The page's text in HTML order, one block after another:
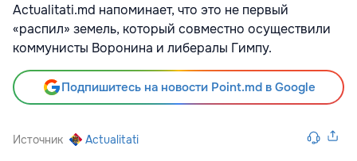
Actualitati.md напоминает, что это не первый
«распил» земель, который совместно осуществили
коммунисты Воронина и либералы Гимпу.
Подпишитесь на новости Point.md в Google
Источник Actualitati